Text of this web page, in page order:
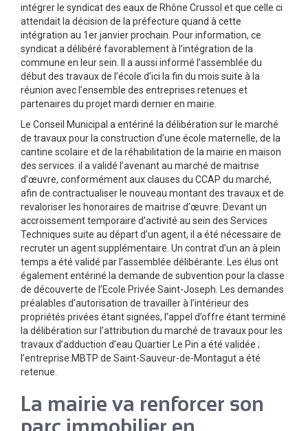
intégrer le syndicat des eaux de Rhône Crussol et que celle ci
attendait la décision de la préfecture quand à cette
intégration au 1er janvier prochain. Pour information, ce
syndicat a délibéré favorablement à l’intégration de la
commune en leur sein. Il a aussi informé l’assemblée du
début des travaux de l’école d’ici la fin du mois suite à la
réunion avec l’ensemble des entreprises retenues et
partenaires du projet mardi dernier en mairie.
Le Conseil Municipal a entériné la délibération sur le marché
de travaux pour la construction d’une école maternelle, de la
cantine scolaire et de la réhabilitation de la mairie en maison
des services. il a validé l’avenant au marché de maitrise
d’œuvre, conformément aux clauses du CCAP du marché,
afin de contractualiser le nouveau montant des travaux et de
revaloriser les honoraires de maitrise d’œuvre. Devant un
accroissement temporaire d’activité au sein des Services
Techniques suite au départ d’un agent, il a été nécessaire de
recruter un agent supplémentaire. Un contrat d’un an à plein
temps a été validé par l’assemblée délibérante. Les élus ont
également entériné la demande de subvention pour la classe
de découverte de l’Ecole Privée Saint-Joseph. Les demandes
préalables d’autorisation de travailler à l’intérieur des
propriétés privées étant signées, l’appel d’offre étant terminé
la délibération sur l’attribution du marché de travaux pour les
travaux d’adduction d’eau Quartier Le Pin a été validée ;
l’entreprise MBTP de Saint-Sauveur-de-Montagut a été
retenue.
La mairie va renforcer son
parc immobilier en